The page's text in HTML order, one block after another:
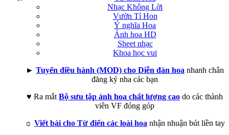
Nhạc Không Lời
Vườn Tí Hon
Ý nghĩa Hoa
Ảnh hoa HD
Sheet nhạc
Khoa học vui
► Tuyển điều hành (MOD) cho Diễn đàn hoa nhanh chân
đăng ký nha các bạn
♥ Ra mắt Bộ sưu tập ảnh hoa chất lượng cao do các thành
viên VF đóng góp
☼ Viết bài cho Từ điển các loài hoa nhận nhuận bút liền tay